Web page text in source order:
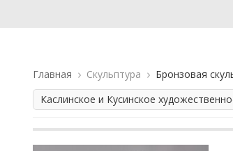
Главная Скульптура
Бронзовая
Каслинское и Кусинское